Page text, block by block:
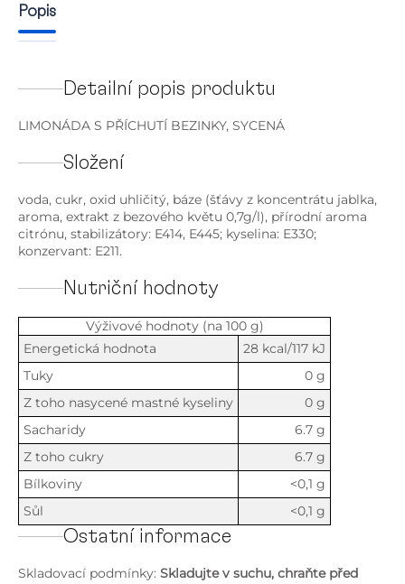
Popis
Detailní popis produktu
LIMONÁDA S PŘÍCHUTÍ BEZINKY, SYCENÁ
Složení
voda, cukr, oxid uhličitý, báze (šťávy z koncentrátu jablka,
aroma, extrakt z bezového květu 0,7g/l), přírodní aroma
citrónu, stabilizátory: E414, E445; kyselina: E330;
konzervant: E211.
Nutriční hodnoty
Výživové hodnoty (na 100 g)
Energetická hodnota
28 kcal/117 kJ
Tuky
0 g
Z toho nasycené mastné kyseliny
0 g
Sacharidy
6.7 g
Z toho cukry
6.7 g
Bílkoviny
<0,1 g
Sůl
<0,1 g
Ostatní informace
Skladovací podmínky: Skladujte v suchu, chraňte před